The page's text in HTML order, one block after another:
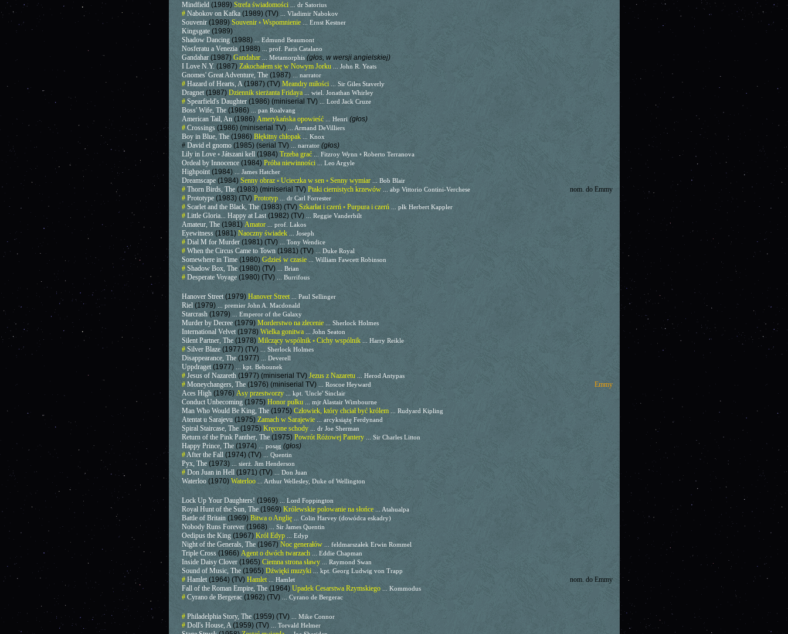
Mindfield (1989) Strefa świadomości ... dr Satorius
# Nabokov on Kafka (1989) (TV) ... Vladimir Nabokov
Souvenir (1989) Souvenir ◦ Wspomnienie ... Ernst Kestner
Kingsgate (1989)
Shadow Dancing (1988) ... Edmund Beaumont
Nosferatu a Venezia (1988) ... prof. Paris Catalano
Gandahar (1987) Gandahar ... Metamorphis (głos, w wersji angielskiej)
I Love N.Y. (1987) Zakochałem się w Nowym Jorku ... John R. Yeats
Gnomes' Great Adventure, The (1987) ... narrator
# Hazard of Hearts, A(1987) (TV) Meandry miłości ... Sir Giles Staverly
Dragnet (1987) Dziennik sierżanta Fridaya ... wiel. Jonathan Whirley
# Spearfield's Daughter (1986) (miniserial TV) ... Lord Jack Cruze
Boss' Wife, The (1986) ... pan Roalvang
American Tail, An (1986) Amerykańska opowieść ... Henri (głos)
# Crossings (1986) (miniserial TV) ... Armand DeVilliers
Boy in Blue, The (1986) Błękitny chłopak ... Knox
# David el gnomo (1985) (serial TV) ... narrator (głos)
Lily in Love ◦ Játszani kell (1984) Trzeba grać ... Fitzroy Wynn ◦ Roberto Terranova
Ordeal by Innocence (1984) Próba niewinności ... Leo Argyle
Highpoint (1984) ... James Hatcher
Dreamscape (1984) Senny obraz ◦ Ucieczka w sen ◦ Senny wymiar ... Bob Blair
nom. do Emmy
# Thorn Birds, The (1983) (miniserial TV) Ptaki ciernistych krzewów ... abp Vittorio Contini-Verchese
# Prototype (1983) (TV) Prototyp ... dr Carl Forrester
# Scarlet and the Black, The (1983) (TV) Szkarłat i czerń ◦ Purpura i czerń ... płk Herbert Kappler
# Little Gloria... Happy at Last (1982) (TV) ... Reggie Vanderbilt
Amateur, The (1981) Amator ... prof. Lakos
Eyewitness (1981) Naoczny świadek ... Joseph
# Dial M for Murder (1981) (TV) ... Tony Wendice
# When the Circus Came to Town (1981) (TV) ... Duke Royal
Somewhere in Time (1980) Gdzieś w czasie ... William Fawcett Robinson
# Shadow Box, The (1980) (TV) ... Brian
# Desperate Voyage (1980) (TV) ... Burrifous
Hanover Street (1979) Hanover Street ... Paul Sellinger
Riel (1979) ... premier John A. Macdonald
Starcrash (1979) ... Emperor of the Galaxy
Murder by Decree (1979) Morderstwo na zlecenie ... Sherlock Holmes
International Velvet (1978) Wielka gonitwa ... John Seaton
Silent Partner, The (1978) Milczący wspólnik ◦ Cichy wspólnik ... Harry Reikle
# Silver Blaze (1977) (TV) ... Sherlock Holmes
Disappearance, The (1977) ... Deverell
Uppdraget (1977) ... kpt. Behounek
# Jesus of Nazareth (1977) (miniserial TV) Jezus z Nazaretu ... Herod Antypas
Emmy
# Moneychangers, The (1976) (miniserial TV) ... Roscoe Heyward
Aces High (1976) Asy przestworzy ... kpt. 'Uncle' Sinclair
Conduct Unbecoming (1975) Honor pułku ... mjr Alastair Wimbourne
Man Who Would Be King, The (1975) Człowiek, który chciał być królem ... Rudyard Kipling
Atentat u Sarajevu (1975) Zamach w Sarajewie ... arcyksiążę Ferdynand
Spiral Staircase, The (1975) Kręcone schody ... dr Joe Sherman
Return of the Pink Panther, The (1975) Powrót Różowej Pantery ... Sir Charles Litton
Happy Prince, The (1974) ... posąg (głos)
#After the Fall (1974) (TV) ... Quentin
Pyx, The (1973) ... sierż. Jim Henderson
# Don Juan in Hell (1971) (TV) ... Don Juan
Waterloo (1970) Waterloo ... Arthur Wellesley, Duke of Wellington
Lock Up Your Daughters! (1969) ... Lord Foppington
Royal Hunt of the Sun, The (1969) Królewskie polowanie na słońce ... Atahualpa
Battle of Britain (1969) Bitwa o Anglię ... Colin Harvey (dowódca eskadry)
Nobody Runs Forever (1968) ... Sir James Quentin
Oedipus the King (1967) Król Edyp ... Edyp
Night of the Generals, The (1967) Noc generałów ... feldmarszałek Erwin Rommel
Triple Cross (1966) Agent o dwóch twarzach ... Eddie Chapman
Inside Daisy Clover (1965) Ciemna strona sławy ... Raymond Swan
Sound of Music, The (1965) Dźwięki muzyki ... kpt. Georg Ludwig von Trapp
nom. do Emmy
# Hamlet(1964) (TV) Hamlet ... Hamlet
Fall of the Roman Empire, The (1964) Upadek Cesarstwa Rzymskiego ... Kommodus
# Cyrano de Bergerac (1962) (TV) ... Cyrano de Bergerac
# Philadelphia Story, The (1959) (TV) ... Mike Connor
# Doll's House, A(1959) (TV) ... Torvald Helmer